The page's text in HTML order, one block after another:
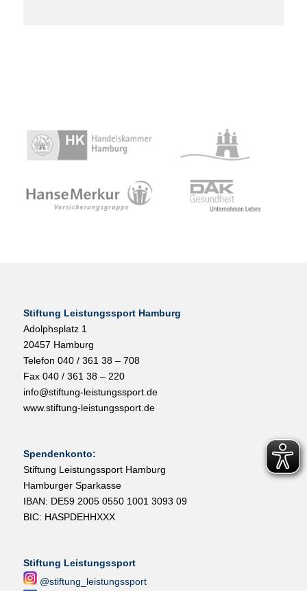
Stiftung Leistungssport Hamburg
Adolphsplatz 1
20457 Hamburg
Telefon 040 / 361 38 – 708
Fax 040 / 361 38 – 220
info@stiftung-leistungssport.de
www.stiftung-leistungssport.de
Spendenkonto:
Stiftung Leistungssport Hamburg
Hamburger Sparkasse
IBAN: DE59 2005 0550 1001 3093 09
BIC: HASPDEHHXXX
Stiftung Leistungssport
@stiftung_leistungssport